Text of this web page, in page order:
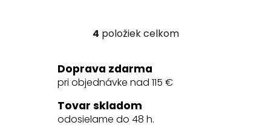
O
l
á
a
c
4 položiek celkom
Doprava zdarma
pri objednávke nad 115 €
Tovar skladom
odosielame do 48 h.